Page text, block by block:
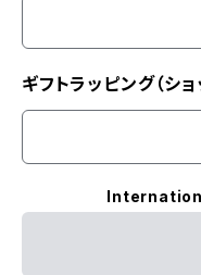
ギフトラッピング（ショ